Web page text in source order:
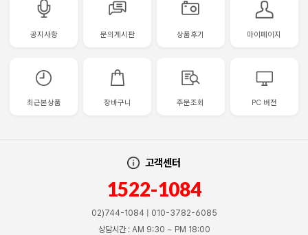
공지사항 문의게시판 상품후기 마이페이지
최근본상품 장바구니 주문조회 PC 버전
고객센터
1522-1084
02)744-1084 | 010-3782-6085
상담시간 : AM 9:30 ~ PM 18:00